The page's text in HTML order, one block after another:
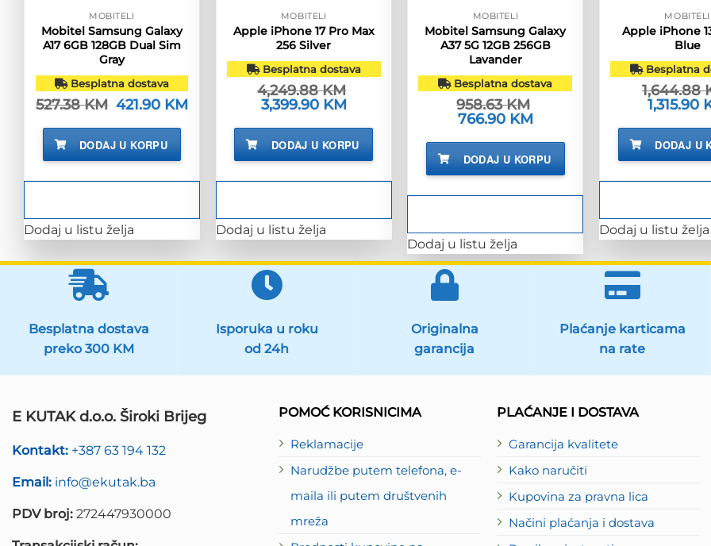
MOBITELI
Mobitel Samsung Galaxy
A17 6GB 128GB Dual Sim
Gray
Besplatna dostava
527.38KM Izvorna
cijena
bila
527.38 KM.
421.90 KM
421.90 KM.
DODAJ U KORPU
Dodaj u listu želja
MOBITELI
Apple iPhone 17 Pro Max
256 Silver
Besplatna dostava
4,249.88KM
Izvorna
cijena
bila
4,249.88 KM.
3,399.90 KM
je:
DODAJ U KORPU
Dodaj u listu želja
MOBITELI
Mobitel Samsung Galaxy
A37 5G 12GB 256GB
Lavander
Besplatna dostava
958.63KM
Izvorna
cijena
bila
958.63 KM.
766.90 KM
je:
DODAJ U KORPU
Dodaj u listu želja
MOBITELI
Apple iPhone
Blue
Besplatna
1,644.88
Izvorna
cijena
bila
1,644.88
1,315.90
DODAJ U
Dodaj u listu želja
Besplatna dostava
preko 300 KM
Isporuka u roku
od 24h
Originalna
garancija
Plaćanje karticama
na rate
E KUTAK d.o.o. Široki Brijeg
Kontakt: +387 63 194 132
Email: info@ekutak.ba
PDV broj: 272447930000
POMOĆ KORISNICIMA
Reklamacije
Narudžbe putem telefona, e-
maila ili putem društvenih
mreža
PLAĆANJE I DOSTAVA
Garancija kvalitete
Kako naručiti
Kupovina za pravna lica
Načini plaćanja i dostava